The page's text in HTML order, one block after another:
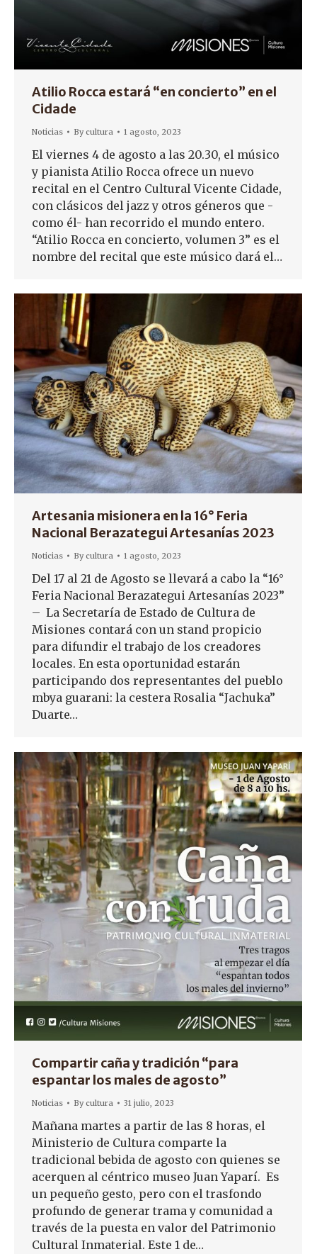
Atilio Rocca estará “en concierto” en el
Cidade
Noticias Bycultura 1 agosto, 2023
El viernes 4 de agosto a las 20.30, el músico
y pianista Atilio Rocca ofrece un nuevo
recital en el Centro Cultural Vicente Cidade,
con clásicos del jazz y otros géneros que -
como él- han recorrido el mundo entero.
“Atilio Rocca en concierto, volumen 3” es el
nombre del recital que este músico dará el…
Artesania misionera en la 16° Feria
Nacional Berazategui Artesanías 2023
Noticias Bycultura 1 agosto, 2023
Del 17 al 21 de Agosto se llevará a cabo la “16°
Feria Nacional Berazategui Artesanías 2023”
– La Secretaría de Estado de Cultura de
Misiones contará con un stand propicio
para difundir el trabajo de los creadores
locales. En esta oportunidad estarán
participando dos representantes del pueblo
mbya guarani: la cestera Rosalia “Jachuka”
Duarte…
Compartir caña y tradición “para
espantar los males de agosto”
Noticias Bycultura 31 julio, 2023
Mañana martes a partir de las 8 horas, el
Ministerio de Cultura comparte la
tradicional bebida de agosto con quienes se
acerquen al céntrico museo Juan Yaparí. Es
un pequeño gesto, pero con el trasfondo
profundo de generar trama y comunidad a
través de la puesta en valor del Patrimonio
Cultural Inmaterial. Este 1 de…